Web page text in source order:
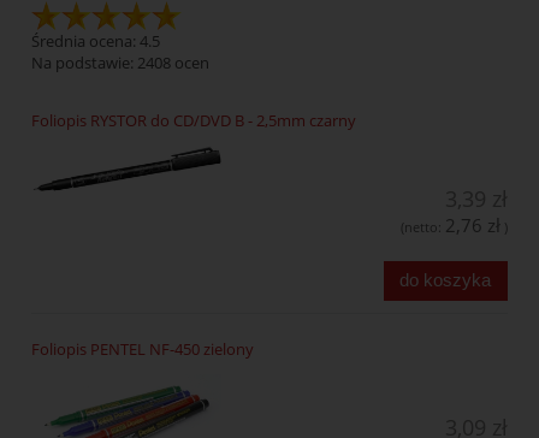
Średnia ocena: 4.5
Na podstawie: 2408 ocen
Foliopis RYSTOR do CD/DVD B - 2,5mm czarny
(netto: 2,76 zł )
do koszyka
Foliopis PENTEL NF-450 zielony